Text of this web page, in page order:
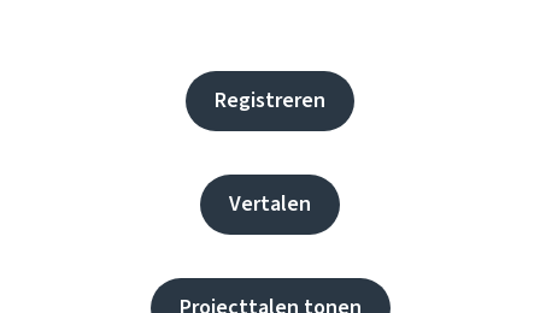
Registreren
Vertalen